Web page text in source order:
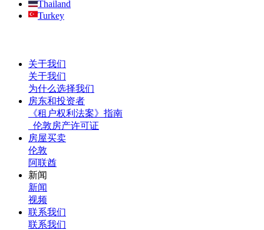
Thailand
Turkey
关于我们
关于我们
为什么选择我们
房东和投资者
《租户权利法案》指南
伦敦房产许可证
房屋买卖
伦敦
阿联酋
新闻
新闻
视频
联系我们
联系我们